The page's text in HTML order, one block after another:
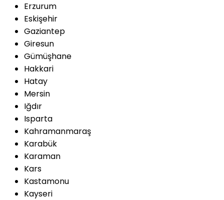
Erzurum
Eskişehir
Gaziantep
Giresun
Gümüşhane
Hakkari
Hatay
Mersin
Iğdır
Isparta
Kahramanmaraş
Karabük
Karaman
Kars
Kastamonu
Kayseri